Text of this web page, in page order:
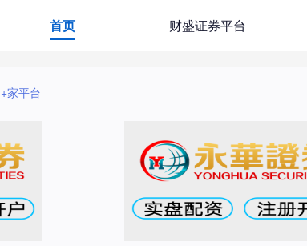
首页 财盛证券平台
+家平台